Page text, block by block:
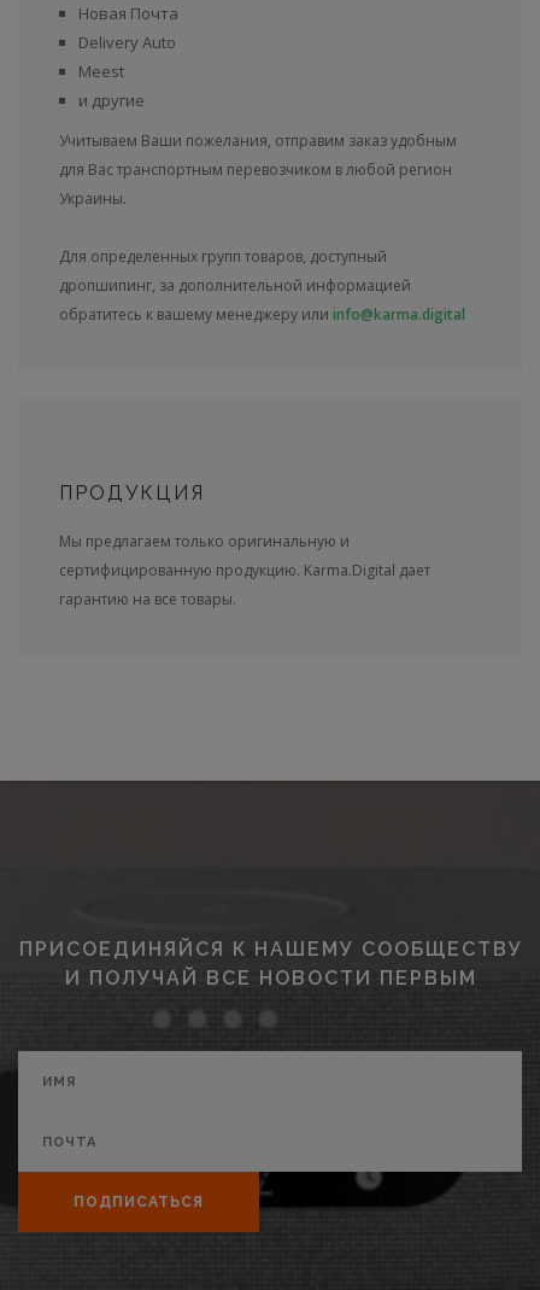
Новая Почта
Delivery Auto
Meest
и другие
Учитываем Ваши пожелания, отправим заказ удобным
для Вас транспортным перевозчиком в любой регион
Украины.
Для определенных групп товаров, доступный
дропшипинг, за дополнительной информацией
обратитесь к вашему менеджеру или info@karma.digital
ПРОДУКЦИЯ
Мы предлагаем только оригинальную и
сертифицированную продукцию. Karma.Digital дает
гарантию на все товары.
ПРИСОЕДИНЯЙСЯ К НАШЕМУ СООБЩЕСТВУ
И ПОЛУЧАЙ ВСЕ НОВОСТИ ПЕРВЫМ
ПОДПИСАТЬСЯ